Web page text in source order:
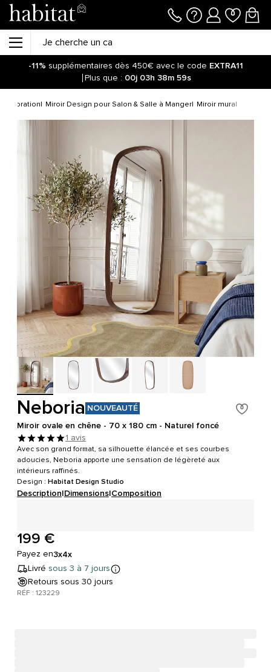
-11% supplémentaires dès 450€ avec le code EXTRA11
Plus que : 00j 03h 38m 59s
décoration Miroir Design pour Salon & Salle à Manger Miroir mural
Neboria NOUVEAUTÉ
Miroir ovale en chêne - 70 x 180 cm - Naturel foncé
1 avis
Avec son grand format, sa silhouette élancée et ses courbes
adoucies, Neboria apporte une sensation de légèreté aux
intérieurs raffinés.
Design : Habitat Design Studio
Description|Dimensions|Composition
199 €
Payez en3x4x
Livré sous 3 à 7 jours
Retours sous 30 jours
RÉF : 123229